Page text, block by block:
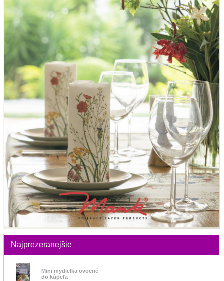
Najprezeranejšie
Mini mydielka ovocné
do kúpeľa